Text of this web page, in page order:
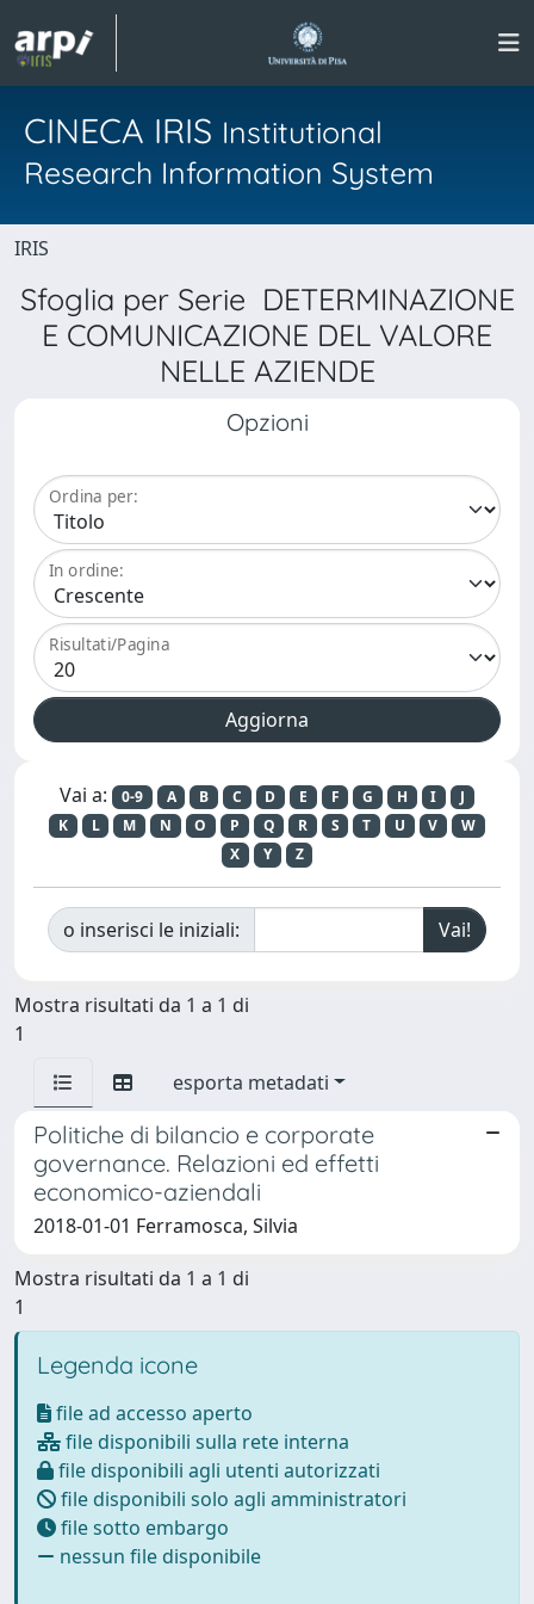
CINECA IRIS Institutional
Research Information System
IRIS
Sfoglia per Serie DETERMINAZIONE
E COMUNICAZIONE DEL VALORE
NELLE AZIENDE
Opzioni
Ordina per:
In ordine:
Risultati/Pagina
Vai a: 0-9 A B C D E F G H I
J
K
L M N O P Q R S T U V
W
X
Y Z
o inserisci le iniziali:
Mostra risultati da 1 a 1 di
1
esporta metadati
Politiche di bilancio e corporate
governance. Relazioni ed effetti
economico-aziendali
2018-01-01 Ferramosca, Silvia
Mostra risultati da 1 a 1 di
1
Legenda icone
file ad accesso aperto
file disponibili sulla rete interna
file disponibili agli utenti autorizzati
file disponibili solo agli amministratori
file sotto embargo
nessun file disponibile